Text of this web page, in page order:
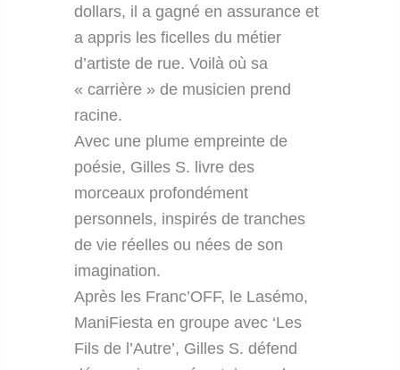
dollars, il a gagné en assurance et
a appris les ficelles du métier
d’artiste de rue. Voilà où sa
« carrière » de musicien prend
racine.
Avec une plume empreinte de
poésie, Gilles S. livre des
morceaux profondément
personnels, inspirés de tranches
de vie réelles ou nées de son
imagination.
Après les Franc’OFF, le Lasémo,
ManiFiesta en groupe avec ‘Les
Fils de l’Autre’, Gilles S. défend